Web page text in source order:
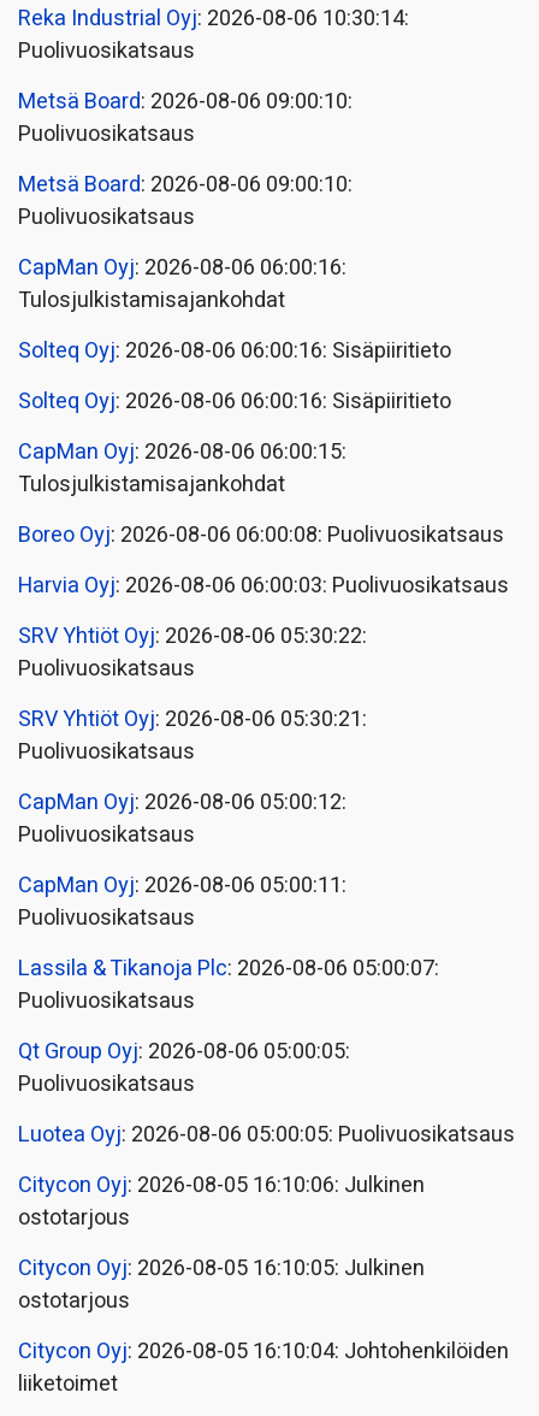
Reka Industrial Oyj: 2026-08-06 10:30:14:
Puolivuosikatsaus
Metsä Board: 2026-08-06 09:00:10:
Puolivuosikatsaus
Metsä Board: 2026-08-06 09:00:10:
Puolivuosikatsaus
CapMan Oyj: 2026-08-06 06:00:16:
Tulosjulkistamisajankohdat
Solteq Oyj: 2026-08-06 06:00:16: Sisäpiiritieto
Solteq Oyj: 2026-08-06 06:00:16: Sisäpiiritieto
CapMan Oyj: 2026-08-06 06:00:15:
Tulosjulkistamisajankohdat
Boreo Oyj: 2026-08-06 06:00:08: Puolivuosikatsaus
Harvia Oyj: 2026-08-06 06:00:03: Puolivuosikatsaus
SRV Yhtiöt Oyj: 2026-08-06 05:30:22:
Puolivuosikatsaus
SRV Yhtiöt Oyj: 2026-08-06 05:30:21:
Puolivuosikatsaus
CapMan Oyj: 2026-08-06 05:00:12:
Puolivuosikatsaus
CapMan Oyj: 2026-08-06 05:00:11:
Puolivuosikatsaus
Lassila & Tikanoja Plc: 2026-08-06 05:00:07:
Puolivuosikatsaus
Qt Group Oyj: 2026-08-06 05:00:05:
Puolivuosikatsaus
Luotea Oyj: 2026-08-06 05:00:05: Puolivuosikatsaus
Citycon Oyj: 2026-08-05 16:10:06: Julkinen
ostotarjous
Citycon Oyj: 2026-08-05 16:10:05: Julkinen
ostotarjous
Citycon Oyj: 2026-08-05 16:10:04: Johtohenkilöiden
liiketoimet